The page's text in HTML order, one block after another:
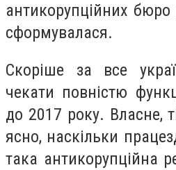
антикорупційних бюро
сформувалася.
Скоріше за все
чекати повністю
до 2017 року. Власне,
ясно, наскільки
така антикорупційна